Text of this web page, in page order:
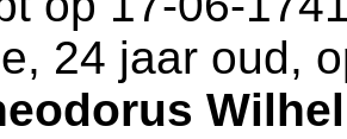
24 jaar oud,